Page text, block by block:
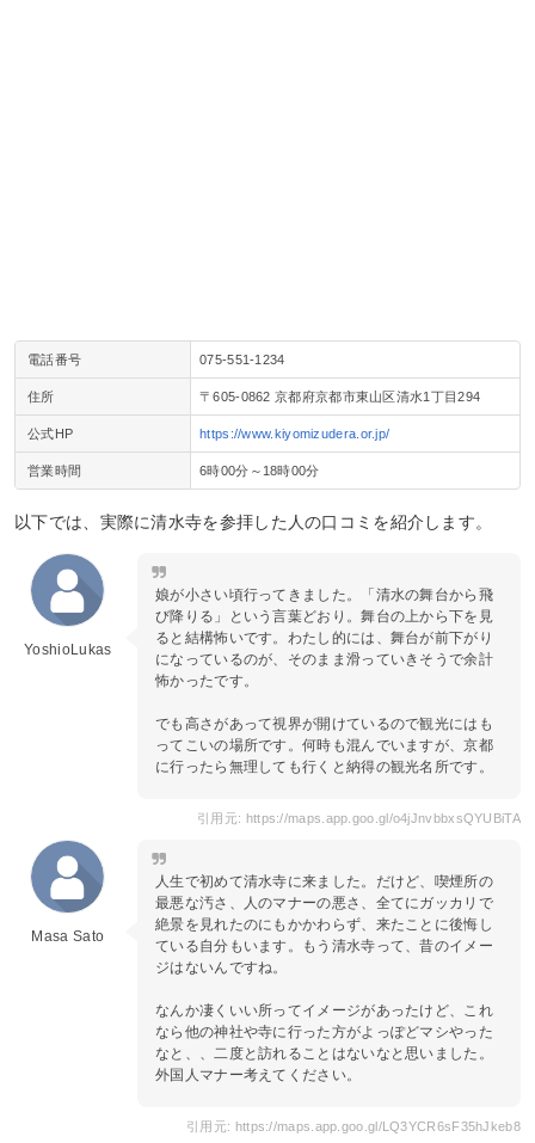
電話番号 075‐551‐1234
住所 〒605-0862 京都府京都市東山区清水1丁目294
公式HP https://www.kiyomizudera.or.jp/
営業時間 6時00分～18時00分
以下では、実際に清水寺を参拝した人の口コミを紹介します。
YoshioLukas
娘が小さい頃行ってきました。「清水の舞台から飛
び降りる」という言葉どおり。舞台の上から下を見
ると結構怖いです。わたし的には、舞台が前下がり
になっているのが、そのまま滑っていきそうで余計
怖かったです。
でも高さがあって視界が開けているので観光にはも
ってこいの場所です。何時も混んでいますが、京都
に行ったら無理しても行くと納得の観光名所です。
引用元: https://maps.app.goo.gl/o4jJnvbbxsQYUBiTA
Masa Sato
人生で初めて清水寺に来ました。だけど、喫煙所の
最悪な汚さ、人のマナーの悪さ、全てにガッカリで
絶景を見れたのにもかかわらず、来たことに後悔し
ている自分もいます。もう清水寺って、昔のイメー
ジはないんですね。
なんか凄くいい所ってイメージがあったけど、これ
なら他の神社や寺に行った方がよっぽどマシやった
なと、、二度と訪れることはないなと思いました。
外国人マナー考えてください。
引用元: https://maps.app.goo.gl/LQ3YCR6sF35hJkeb8